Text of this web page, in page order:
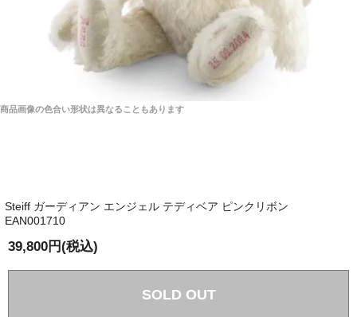
商品画像の色合い形状は異なることもあります
Steiff ガーディアン エンジェル テディベア ピンクリボン
EAN001710
39,800円(税込)
SOLD OUT